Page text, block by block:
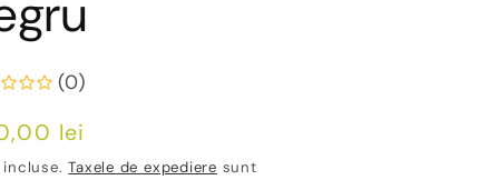
(0)
lei
incluse.Taxele de expediere sunt